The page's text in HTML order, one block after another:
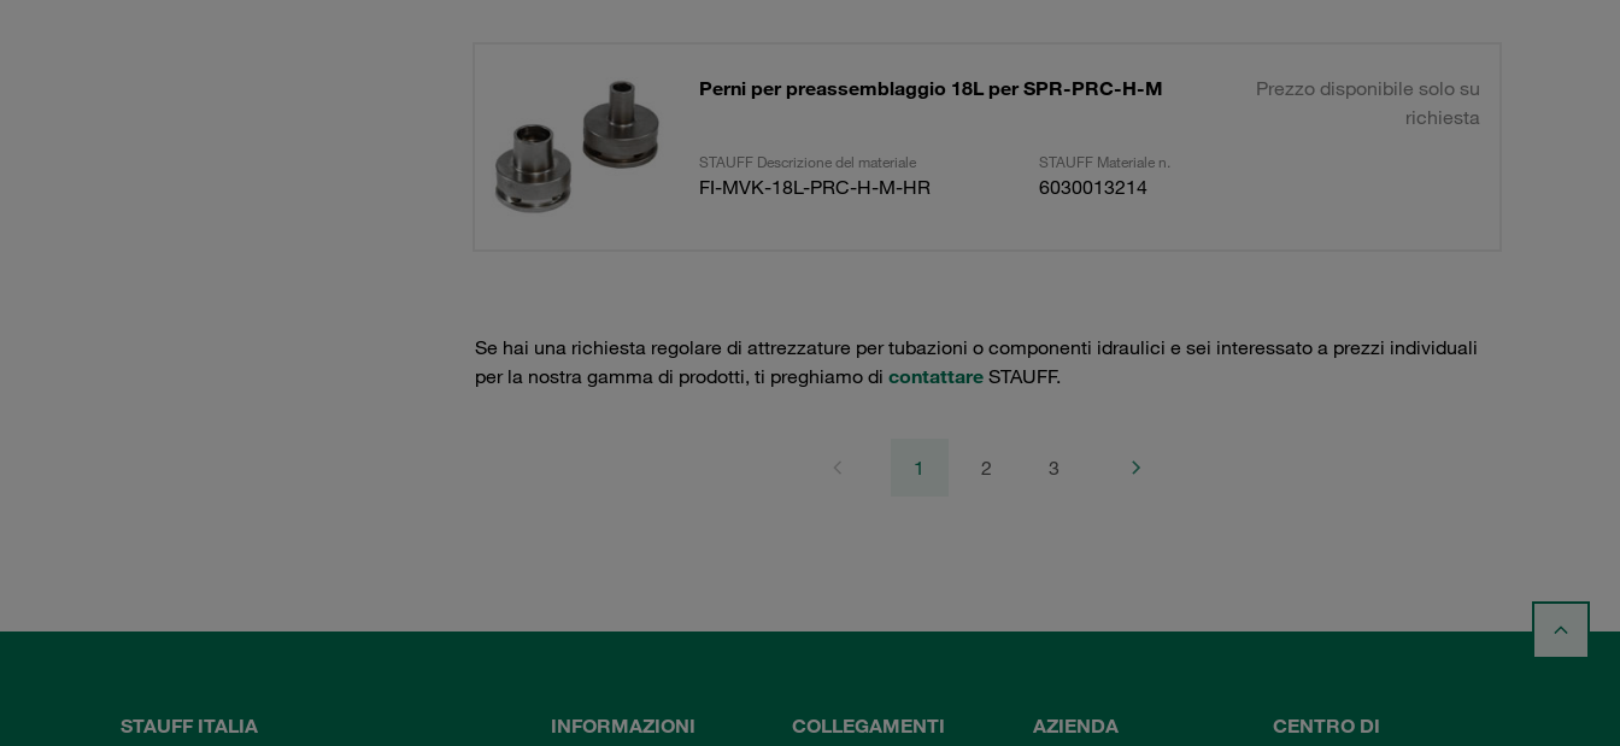
Perni per preassemblaggio 18L per SPR-PRC-H-M
Prezzo disponibile solo su
richiesta
STAUFF Descrizione del materiale STAUFF Materiale n.
FI-MVK-18L-PRC-H-M-HR 6030013214
Se hai una richiesta regolare di attrezzature per tubazioni o componenti idraulici e sei interessato a prezzi individuali
per la nostra gamma di prodotti, ti preghiamo di contattareSTAUFF.
1 2 3
STAUFF ITALIA INFORMAZIONI COLLEGAMENTI AZIENDA CENTRO DI